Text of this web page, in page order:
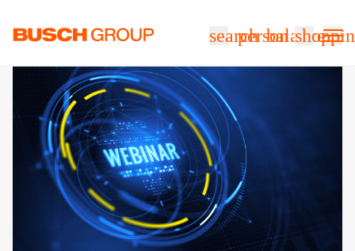
searchpersonbalance